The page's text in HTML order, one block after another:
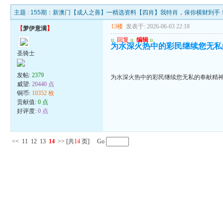
主题 : 155期：新澳门【成人之善】━精选资料【四肖】我特肖，保你横财到手！
【梦伊意满】
圣骑士
发帖:2379
威望:20440 点
铜币: 10352 枚
贡献值:0 点
好评度:0 点
13楼 发表于: 2026-06-03 22:18
u 回复 u 编辑 u
为水深火热中的彩民继续您无
为水深火热中的彩民继续您无私的奉献精
<< 11 12 13 14 >> [共14 页] Go